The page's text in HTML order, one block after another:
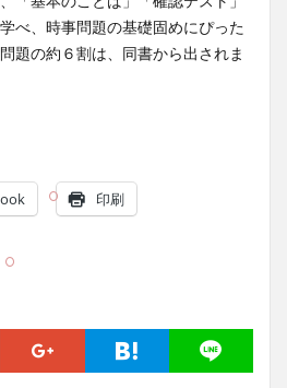
べ、時事問題の基礎固めにぴった
題の約６割は、同書から出されま
印刷